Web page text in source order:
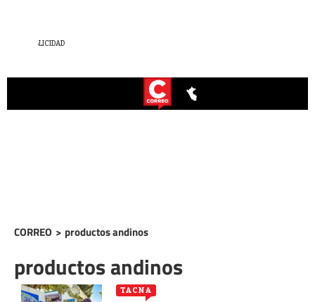
CORREO > productos andinos
productos andinos
TACNA